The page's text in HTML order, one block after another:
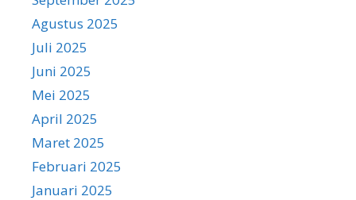
Agustus 2025
Juli 2025
Juni 2025
Mei 2025
April 2025
Maret 2025
Februari 2025
Januari 2025